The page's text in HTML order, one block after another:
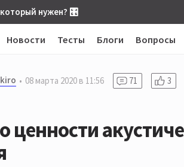
который нужен? 🎛
Новости Тесты Блоги Вопросы
08 марта 2020 в 11:56 71 3
ценности